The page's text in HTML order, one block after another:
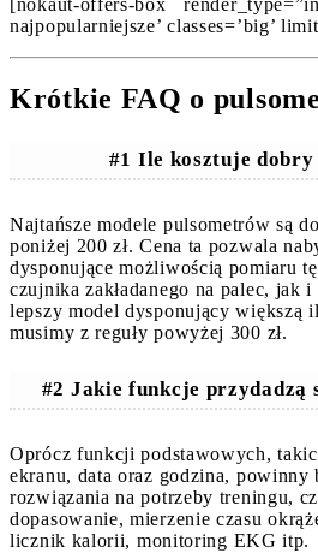
[nokaut-offers-box
najpopularniejsze’ classes=’big’
Krótkie FAQ o
#1 Ile kosztuje dobry
Najtańsze modele pulsometrów są
poniżej 200 zł. Cena ta pozwala
dysponujące możliwością pomiaru
czujnika zakładanego na palec, jak
lepszy model dysponujący większą
musimy z reguły powyżej 300 zł.
#2 Jakie funkcje przydadzą
Oprócz funkcji podstawowych,
ekranu, data oraz godzina, powinny
rozwiązania na potrzeby treningu,
dopasowanie, mierzenie czasu
licznik kalorii, monitoring EKG itp.